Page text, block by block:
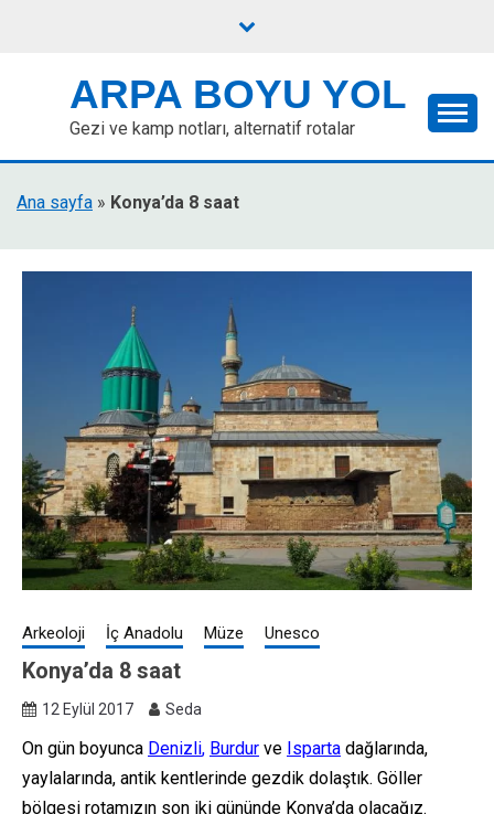
ARPA BOYU YOL
Gezi ve kamp notları, alternatif rotalar
Ana sayfa » Konya’da 8 saat
Arkeoloji İç Anadolu Müze Unesco
Konya’da 8 saat
12 Eylül 2017 Seda
On gün boyunca Denizli, Burdur ve Isparta dağlarında,
yaylalarında, antik kentlerinde gezdik dolaştık. Göller
bölgesi rotamızın son iki gününde Konya’da olacağız.